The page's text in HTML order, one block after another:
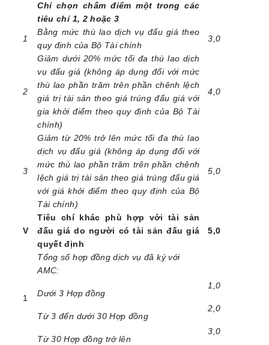
Chỉ chọn chấm điểm một trong các
tiêu chí 1, 2 hoặc 3
1
Bằng mức thù lao dịch vụ đấu giá theo
quy định của Bộ Tài chính
3,0
2
Giảm dưới 20% mức tối đa thù lao dịch
vụ đấu giá (không áp dụng đối với mức
thù lao phần trăm trên phần chênh lệch
giá trị tài sản theo giá trúng đấu giá với
gia khởi điểm theo quy định của Bộ Tài
chính)
4,0
3
Giảm từ 20% trở lên mức tối đa thù lao
dịch vụ đấu giá (không áp dụng đối với
mức thù lao phần trăm trên phần chênh
lệch giá trị tài sản theo giá trúng đấu giá
với giá khởi điểm theo quy định của Bộ
Tài chính)
5,0
V
Tiêu chí khác phù hợp với tài sản
đấu giá do người có tài sản đấu giá
quyết định
5,0
1
Tổng số hợp đồng dịch vụ đã ký với
AMC:
Dưới 3 Hợp đồng
Từ 3 đến dưới 30 Hợp đồng
Từ 30 Hợp đồng trở lên
1,0
2,0
3,0